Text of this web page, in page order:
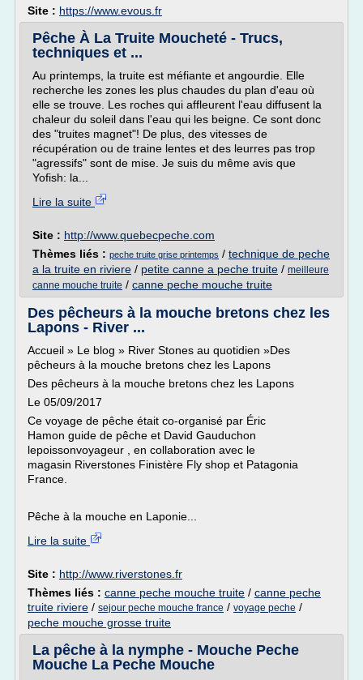
Site : https://www.evous.fr
Pêche À La Truite Moucheté - Trucs,
techniques et ...
Au printemps, la truite est méfiante et angourdie. Elle
recherche les zones les plus chaudes du plan d'eau où
elle se trouve. Les roches qui affleurent l'eau diffusent la
chaleur du soleil dans l'eau qui les beigne. Ce sont donc
des "truites magnet"! De plus, des vitesses de
récupération ou de traine lentes et des leurres pas trop
"agressifs" sont de mise. Je suis du même avis que
Yofish: la...
Lire la suite
Site : http://www.quebecpeche.com
Thèmes liés : peche truite grise printemps / technique de peche
a la truite en riviere / petite canne a peche truite / meilleure
canne mouche truite / canne peche mouche truite
Des pêcheurs à la mouche bretons chez les
Lapons - River ...
Accueil » Le blog » River Stones au quotidien »Des
pêcheurs à la mouche bretons chez les Lapons
Des pêcheurs à la mouche bretons chez les Lapons
Le 05/09/2017
Ce voyage de pêche était co-organisé par Éric
Hamon guide de pêche et David Gauduchon
lepoissonvoyageur , en collaboration avec le
magasin Riverstones Finistère Fly shop et Patagonia
France.
Pêche à la mouche en Laponie...
Lire la suite
Site : http://www.riverstones.fr
Thèmes liés : canne peche mouche truite / canne peche
truite riviere / sejour peche mouche france / voyage peche /
peche mouche grosse truite
La pêche à la nymphe - Mouche Peche
Mouche La Peche Mouche